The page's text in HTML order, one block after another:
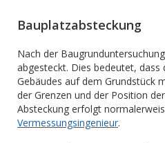
Bauplatzabsteckung
Nach der
abgesteckt. Dies bedeutet, dass
Gebäudes auf dem Grundstück
der Grenzen und der Position
Absteckung erfolgt
Vermessungsingenieur.